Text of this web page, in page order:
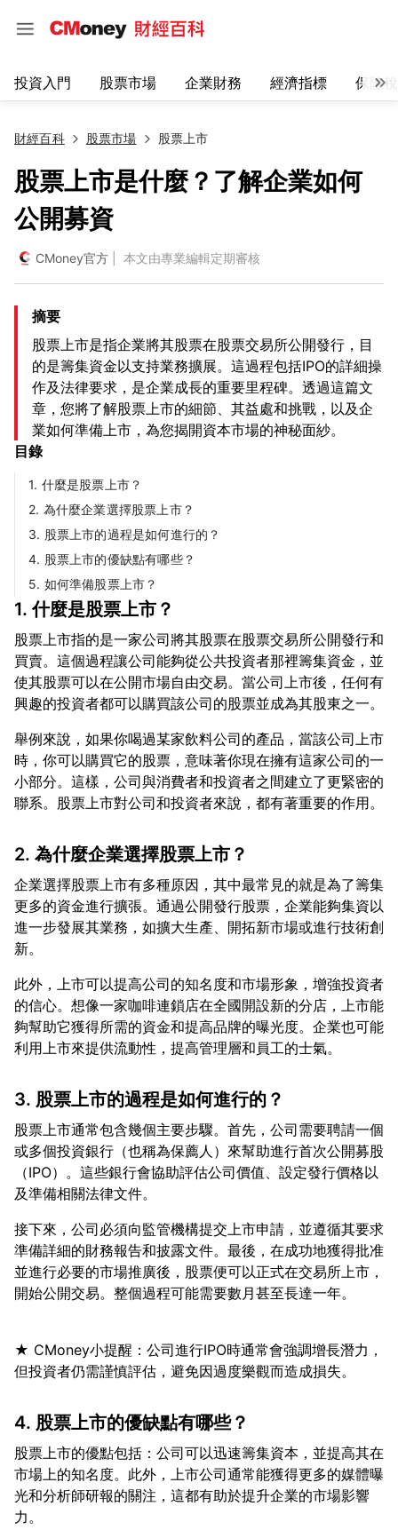
投資入門 股票市場 企業財務 經濟指標 保險
財經百科 股票市場 股票上市
股票上市是什麼？了解企業如何
公開募資
CMoney官方 | 本文由專業編輯定期審核
摘要
股票上市是指企業將其股票在股票交易所公開發行，目
的是籌集資金以支持業務擴展。這過程包括IPO的詳細操
作及法律要求，是企業成長的重要里程碑。透過這篇文
章，您將了解股票上市的細節、其益處和挑戰，以及企
業如何準備上市，為您揭開資本市場的神秘面紗。
目錄
1. 什麼是股票上市？
2. 為什麼企業選擇股票上市？
3. 股票上市的過程是如何進行的？
4. 股票上市的優缺點有哪些？
5. 如何準備股票上市？
1. 什麼是股票上市？
股票上市指的是一家公司將其股票在股票交易所公開發行和
買賣。這個過程讓公司能夠從公共投資者那裡籌集資金，並
使其股票可以在公開市場自由交易。當公司上市後，任何有
舉例來說，如果你喝過某家飲料公司的產品，當該公司上市
時，你可以購買它的股票，意味著你現在擁有這家公司的一
小部分。這樣，公司與消費者和投資者之間建立了更緊密的
2. 為什麼企業選擇股票上市？
企業選擇股票上市有多種原因，其中最常見的就是為了籌集
更多的資金進行擴張。通過公開發行股票，企業能夠集資以
進一步發展其業務，如擴大生產、開拓新市場或進行技術創
此外，上市可以提高公司的知名度和市場形象，增強投資者
的信心。想像一家咖啡連鎖店在全國開設新的分店，上市能
夠幫助它獲得所需的資金和提高品牌的曝光度。企業也可能
3. 股票上市的過程是如何進行的？
股票上市通常包含幾個主要步驟。首先，公司需要聘請一個
或多個投資銀行（也稱為保薦人）來幫助進行首次公開募股
（IPO）。這些銀行會協助評估公司價值、設定發行價格以
接下來，公司必須向監管機構提交上市申請，並遵循其要求
準備詳細的財務報告和披露文件。最後，在成功地獲得批准
並進行必要的市場推廣後，股票便可以正式在交易所上市，
★ CMoney小提醒：公司進行IPO時通常會強調增長潛力，
4. 股票上市的優缺點有哪些？
股票上市的優點包括：公司可以迅速籌集資本，並提高其在
市場上的知名度。此外，上市公司通常能獲得更多的媒體曝
光和分析師研報的關注，這都有助於提升企業的市場影響